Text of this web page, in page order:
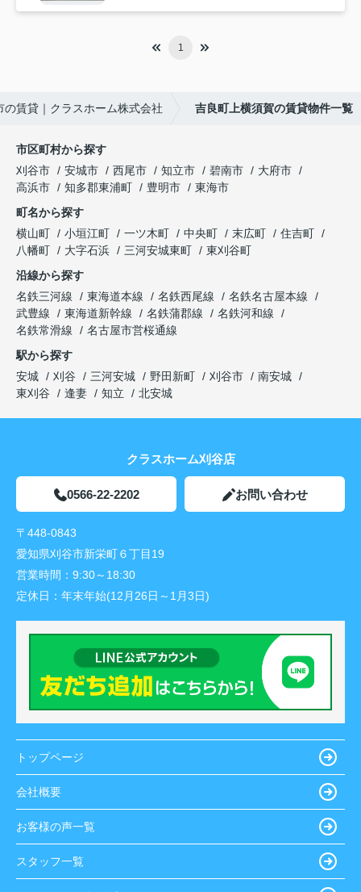
1
の賃貸｜クラスホーム株式会社 吉良町上横須賀の賃貸物件一覧
市区町村から探す
刈谷市
安城市 西尾市 知立市 碧南市
大府市
高浜市
知多郡東浦町 豊明市
東海市
町名から探す
横山町
小垣江町 一ツ木町 中央町 末広町
住吉町
八幡町
大字石浜 三河安城東町
東刈谷町
沿線から探す
名鉄三河線
東海道本線 名鉄西尾線
名鉄名古屋本線
武豊線
東海道新幹線 名鉄蒲郡線
名鉄河和線
名鉄常滑線
名古屋市営桜通線
駅から探す
安城
刈谷 三河安城 野田新町 刈谷市
南安城
東刈谷
逢妻 知立 北安城
クラスホーム刈谷店
0566-22-2202 お問い合わせ
〒448-0843
愛知県刈谷市新栄町６丁目19
営業時間： 9:30～18:30
定休日： 年末年始(12月26日～1月3日)
トップページ
会社概要
お客様の声一覧
スタッフ一覧